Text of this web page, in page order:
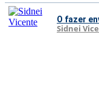
O fazer
Sidnei